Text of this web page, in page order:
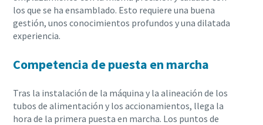
los que se ha ensamblado. Esto requiere una buena
gestión, unos conocimientos profundos y una dilatada
experiencia.
Competencia de puesta en marcha
Tras la instalación de la máquina y la alineación de los
tubos de alimentación y los accionamientos, llega la
hora de la primera puesta en marcha. Los puntos de